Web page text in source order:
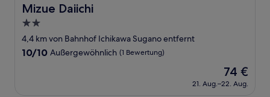
Mizue Daiichi
Mizue Daiichi
2.0-
Sterne-
Unterkunft
4,4 km von Bahnhof Ichikawa Sugano entfernt
10.0
10/10 Außergewöhnlich (1 Bewertung)
Der
Preis
beträgt
74 €
21. Aug.–22. Aug.